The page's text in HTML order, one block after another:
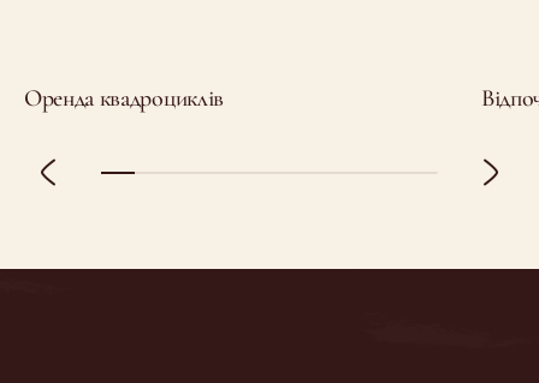
Оренда квадроциклів